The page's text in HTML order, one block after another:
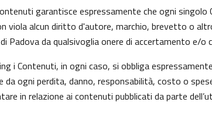
garantisce espressamente che ogni
viola alcun diritto d'autore, marchio, brevetto o
Padova da qualsivoglia onere di accertamento e/
i Contenuti, in ogni caso, si obbliga
da ogni perdita, danno, responsabilità, costo o
in relazione ai contenuti pubblicati da parte